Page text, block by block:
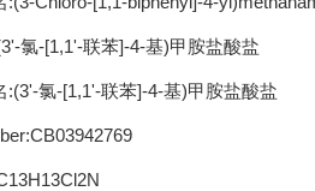
氯-[1,1'-联苯]-4-基)甲胺盐酸盐
:(3'-氯-[1,1'-联苯]-4-基)甲胺盐酸盐